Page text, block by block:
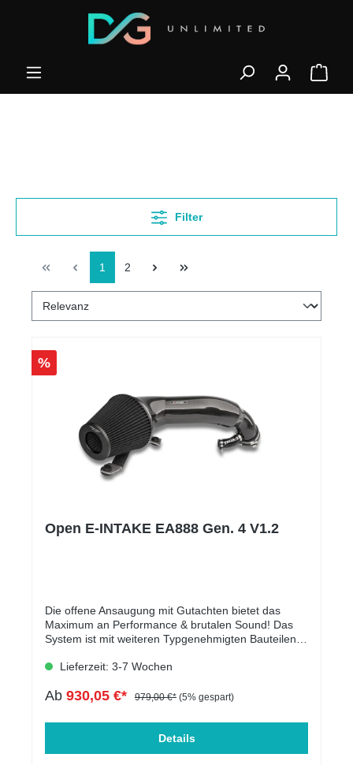
Filter
1 2
%
Open E-INTAKE EA888 Gen. 4 V1.2
Die offene Ansaugung mit Gutachten bietet das
Maximum an Performance & brutalen Sound! Das
System ist mit weiteren Typgenehmigten Bauteilen
auch im Gutachten vermerkt ist.Die Ansaugung
sich von 76mm auf 152mm vergrößert. Mit diesem
Vergleich zur Serien-Ansaugung deutlich verbessert.
Die Luftstrommessungen auf der Flowbench haben
eine Verbesserung von +50,5% im Vergleich zur
Lieferzeit: 3-7 Wochen
Ab 930,05 €* 979,00 €* (5% gespart)
Details